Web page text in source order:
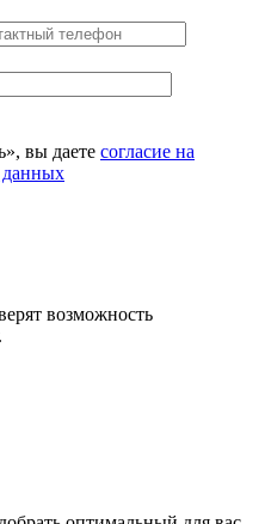
вы даете согласие на
данных
возможность